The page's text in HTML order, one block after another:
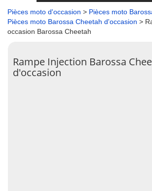
Pièces moto d'occasion > Pièces moto
Pièces moto Barossa Cheetah d'occasion >
occasion Barossa Cheetah
Rampe Injection Barossa
d'occasion